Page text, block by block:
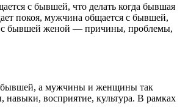
с бывшей, что делать когда бывшая
покоя, мужчина общается с бывшей,
с бывшей женой — причины, проблемы,
бывшей, а мужчины и женщины так
навыки, восприятие, культура. В рамках